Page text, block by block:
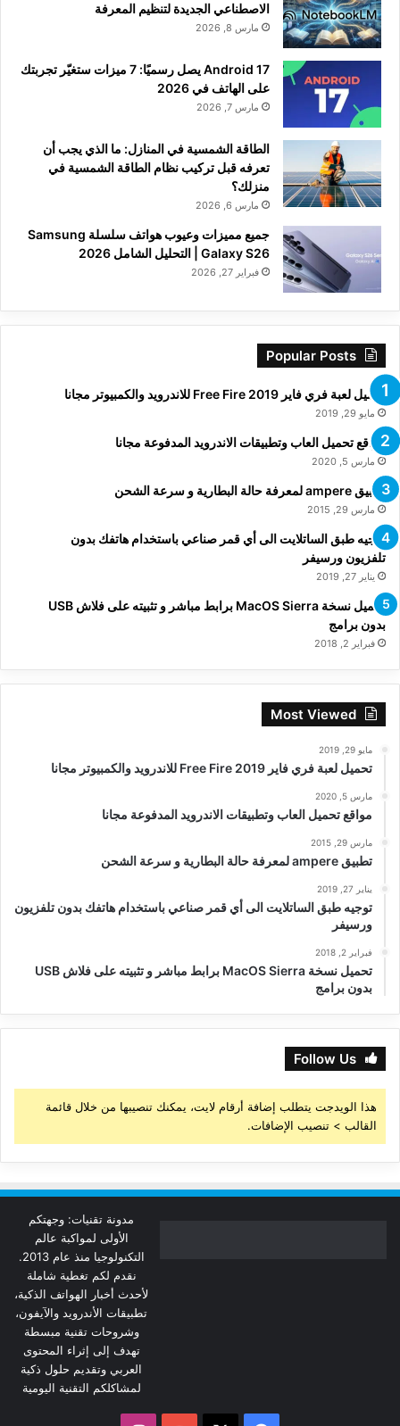
الاصطناعي الجديدة لتنظيم المعرفة
مارس 8, 2026
Android 17 يصل رسميًا: 7 ميزات ستغيّر تجربتك
على الهاتف في 2026
مارس 7, 2026
الطاقة الشمسية في المنازل: ما الذي يجب أن
تعرفه قبل تركيب نظام الطاقة الشمسية في
منزلك؟
مارس 6, 2026
جميع مميزات وعيوب هواتف سلسلة Samsung
Galaxy S26 | التحليل الشامل 2026
فبراير 27, 2026
Popular Posts
تحميل لعبة فري فاير Free Fire 2019 للاندرويد والكمبيوتر مجانا
مايو 29, 2019
مواقع تحميل العاب وتطبيقات الاندرويد المدفوعة مجانا
مارس 5, 2020
تطبيق ampere لمعرفة حالة البطارية و سرعة الشحن
مارس 29, 2015
توجيه طبق الساتلايت الى أي قمر صناعي باستخدام هاتفك بدون
تلفزيون ورسيفر
يناير 27, 2019
تحميل نسخة MacOS Sierra برابط مباشر و تثبيته على فلاش USB
بدون برامج
فبراير 2, 2018
Most Viewed
مايو 29, 2019
تحميل لعبة فري فاير Free Fire 2019 للاندرويد والكمبيوتر مجانا
مارس 5, 2020
مواقع تحميل العاب وتطبيقات الاندرويد المدفوعة مجانا
مارس 29, 2015
تطبيق ampere لمعرفة حالة البطارية و سرعة الشحن
يناير 27, 2019
توجيه طبق الساتلايت الى أي قمر صناعي باستخدام هاتفك بدون تلفزيون
ورسيفر
فبراير 2, 2018
تحميل نسخة MacOS Sierra برابط مباشر و تثبيته على فلاش USB
بدون برامج
Follow Us
هذا الويدجت يتطلب إضافة أرقام لايت، يمكنك تنصيبها من خلال قائمة
القالب > تنصيب الإضافات.
مدونة تقنيات: وجهتكم
الأولى لمواكبة عالم
التكنولوجيا منذ عام 2013.
نقدم لكم تغطية شاملة
لأحدث أخبار الهواتف الذكية،
تطبيقات الأندرويد والآيفون،
وشروحات تقنية مبسطة
تهدف إلى إثراء المحتوى
العربي وتقديم حلول ذكية
لمشاكلكم التقنية اليومية